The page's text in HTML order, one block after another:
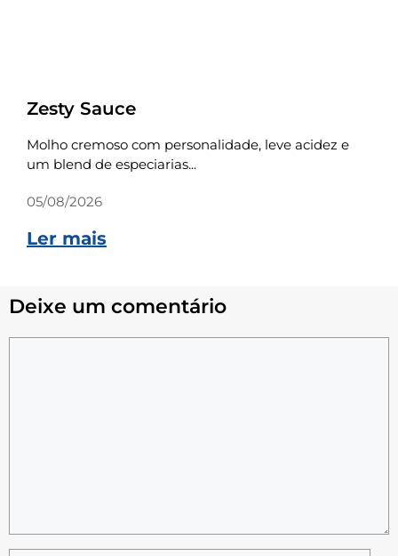
Zesty Sauce
Molho cremoso com personalidade, leve acidez e
um blend de especiarias...
05/08/2026
Ler mais
Deixe um comentário